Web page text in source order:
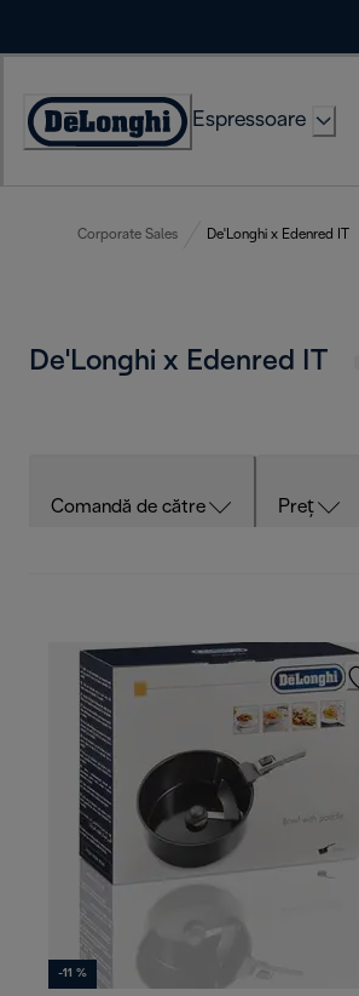
Accessibility
Espressoare
Corporate Sales De'Longhi x Edenred IT
De'Longhi x Edenred IT
Comandă de către Preț
-11 %